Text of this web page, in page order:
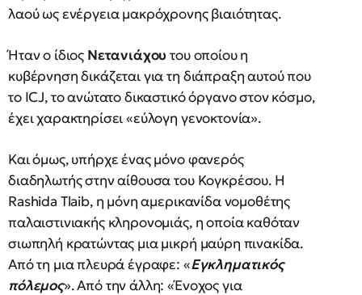
λαού ως ενέργεια μακρόχρονης βιαιότητας.
Ήταν ο ίδιος Νετανιάχου του οποίου η
κυβέρνηση δικάζεται για τη διάπραξη αυτού που
το ICJ, το ανώτατο δικαστικό όργανο στον κόσμο,
έχει χαρακτηρίσει «εύλογη γενοκτονία».
Και όμως, υπήρχε ένας μόνο φανερός
διαδηλωτής στην αίθουσα του Κογκρέσου. Η
Rashida Tlaib, η μόνη αμερικανίδα νομοθέτης
παλαιστινιακής κληρονομιάς, η οποία καθόταν
σιωπηλή κρατώντας μια μικρή μαύρη πινακίδα.
Από τη μια πλευρά έγραφε: «Εγκληματικός
πόλεμος». Από την άλλη: «Ένοχος για